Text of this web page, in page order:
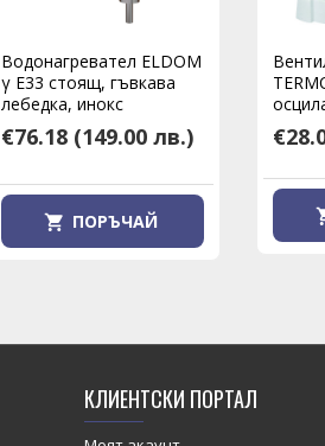
Водонагревател ELDOM
γ E33 стоящ, гъвкава
лебедка, инокс
€76.18 (149.00 лв.)
ПОРЪЧАЙ
γ E34
КЛИЕНТСКИ ПОРТАЛ